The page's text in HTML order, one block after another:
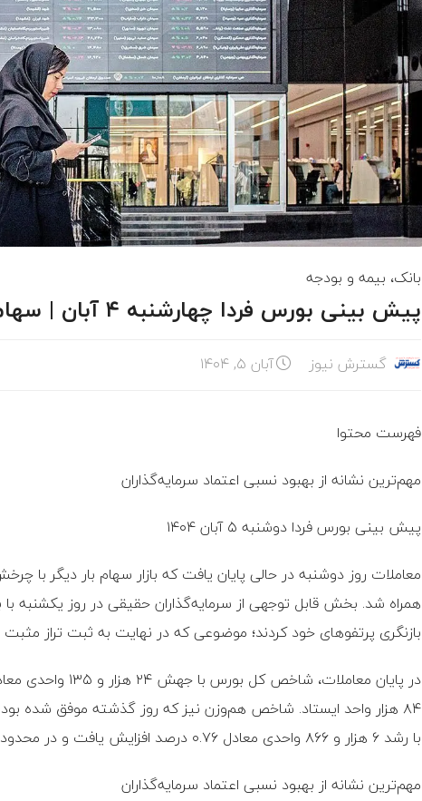
بانک، بیمه و بودجه
پیش بینی بورس فردا چهارشنبه ۴ آبان | سهامداران بخوانند
گسترش نیوز آبان ۵, ۱۴۰۴
فهرست محتوا
مهم‌ترین نشانه از بهبود نسبی اعتماد سرمایه‌گذاران
پیش‌ بینی بورس فردا دوشنبه ۵ آبان ۱۴۰۴
معاملات روز دوشنبه در حالی پایان یافت که بازار سهام بار دیگر
بازنگری پرتفوهای خود کردند؛ موضوعی که در نهایت به ثبت تراز
با رشد ۶ هزار و ۸۶۶ واحدی معادل ۰.۷۶ درصد افزایش یافت و در محدوده ۹۰۷ هزار واحد قرار گرفت.
مهم‌ترین نشانه از بهبود نسبی اعتماد سرمایه‌گذاران